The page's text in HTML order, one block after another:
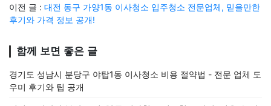
이전 글 : 대전 동구 가양1동 이사청소 입주청소 전문업체, 믿을만한
후기와 가격 정보 공개!
함께 보면 좋은 글
경기도 성남시 분당구 야탑1동 이사청소 비용 절약법 - 전문 업체 도
우미 후기와 팁 공개